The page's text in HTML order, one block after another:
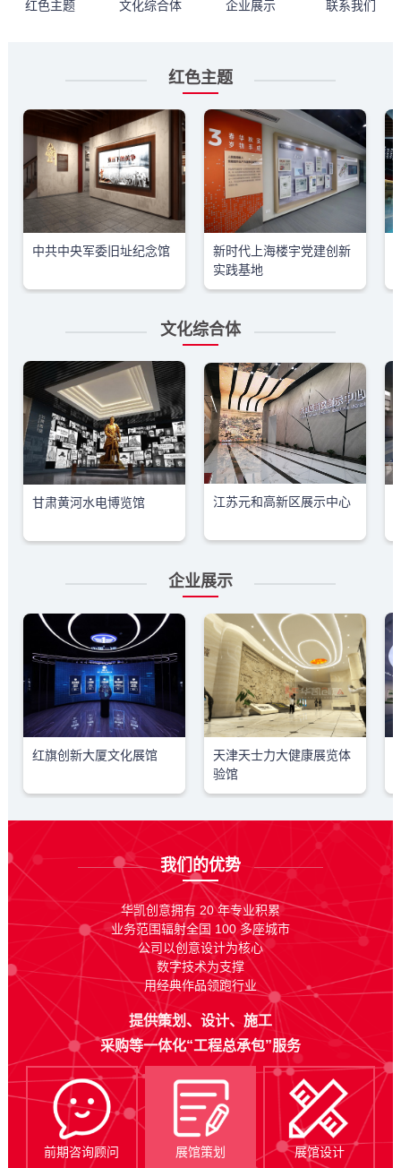
红色主题 文化综合体 企业展示 联系我们
红色主题
中共中央军委旧址纪念馆
新时代上海楼宇党建创新
实践基地
文化综合体
甘肃黄河水电博览馆 江苏元和高新区展示中心
企业展示
红旗创新大厦文化展馆
天津天士力大健康展览体
验馆
我们的优势
华凯创意拥有 20 年专业积累
业务范围辐射全国 100 多座城市
公司以创意设计为核心
数字技术为支撑
用经典作品领跑行业
提供策划、设计、施工
采购等一体化“工程总承包”服务
前期咨询顾问 展馆策划 展馆设计